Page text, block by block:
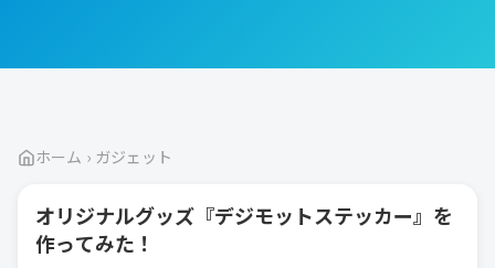
ホーム › ガジェット
ガジェット
オリジナルグッズ『デジモットステッカー』を
作ってみた！